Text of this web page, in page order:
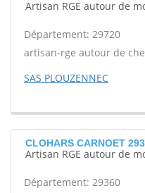
Artisan RGE autour de
Département: 29720
artisan-rge autour de
SAS PLOUZENNEC
CLOHARS CARNOET
Artisan RGE autour de
Département: 29360